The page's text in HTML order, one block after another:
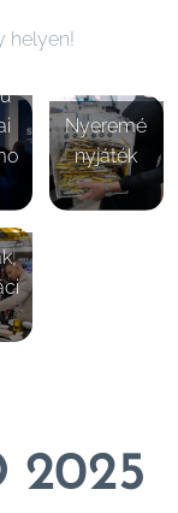
helyen!
Nyeremé
nyjáték
2025